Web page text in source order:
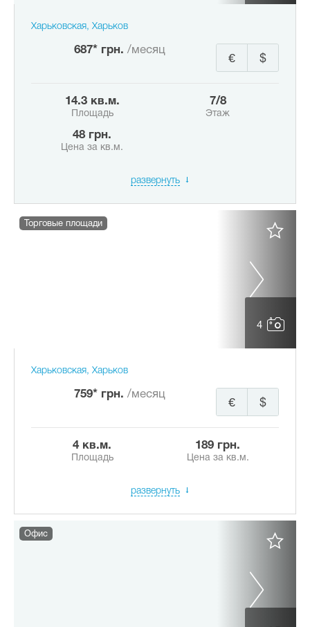
Харьковская, Харьков
687* грн. /месяц
$
€
14.3 кв.м.
Площадь
7/8
Этаж
48 грн.
Цена за кв.м.
развернуть
4
Торговые площади
Харьковская, Харьков
759* грн. /месяц
$
€
4 кв.м.
Площадь
189 грн.
Цена за кв.м.
развернуть
Офис